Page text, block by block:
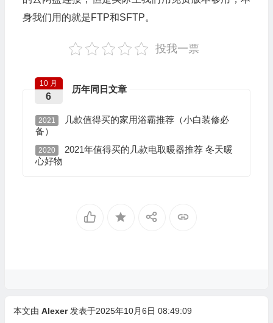
身我们用的就是FTP和SFTP。
投我一票
历年同日文章
10 月
6
2021
几款值得买的家用浴霸推荐（小白装修必
备）
2020
2021年值得买的几款电取暖器推荐 冬天暖
心好物
本文由 Alexer 发表于2025年10月6日 08:49:09